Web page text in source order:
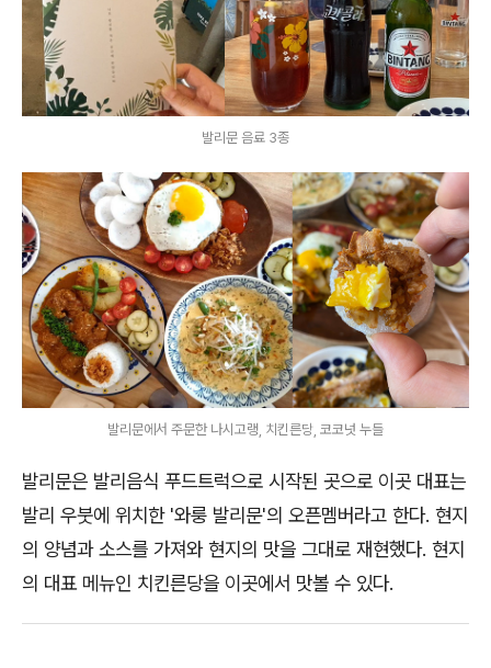
발리문 음료 3종
발리문에서 주문한 나시고랭, 치킨른당, 코코넛 누들
발리문은 발리음식 푸드트럭으로 시작된 곳으로 이곳 대표는
발리 우붓에 위치한 '와룽 발리문'의 오픈멤버라고 한다. 현지
의 양념과 소스를 가져와 현지의 맛을 그대로 재현했다. 현지
의 대표 메뉴인 치킨른당을 이곳에서 맛볼 수 있다.